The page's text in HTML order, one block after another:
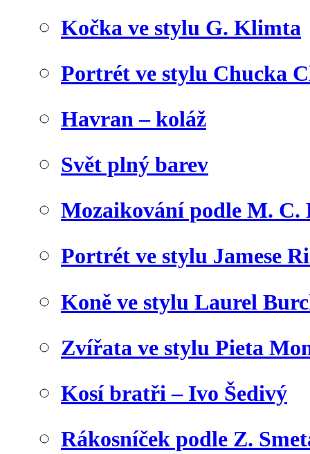
Kočka ve stylu G. Klimta
Portrét ve stylu Chucka
Havran – koláž
Svět plný barev
Mozaikování podle M. C.
Portrét ve stylu Jamese
Koně ve stylu Laurel
Zvířata ve stylu Pieta
Kosí bratři – Ivo Šedivý
Rákosníček podle Z.